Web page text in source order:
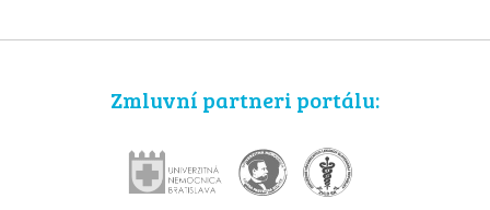
Zmluvní partneri portálu: